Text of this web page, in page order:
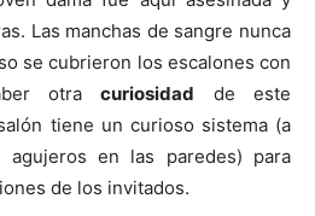
Las manchas de sangre nunca
se cubrieron los escalones con
otracuriosidad de este
tiene un curioso sistema (a
en las paredes) para
de los invitados.